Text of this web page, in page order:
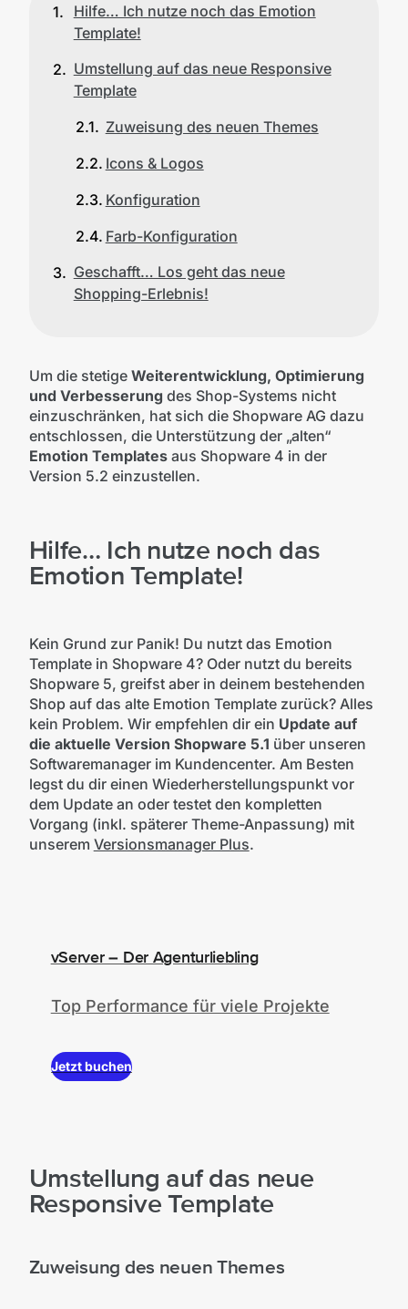
Hilfe… Ich nutze noch das Emotion
Template!
Umstellung auf das neue Responsive
Template
Zuweisung des neuen Themes
Icons & Logos
Konfiguration
Farb-Konfiguration
Geschafft… Los geht das neue
Shopping-Erlebnis!
Um die stetige Weiterentwicklung, Optimierung
und Verbesserung des Shop-Systems nicht
einzuschränken, hat sich die Shopware AG dazu
entschlossen, die Unterstützung der „alten“
Emotion Templatesaus Shopware 4 in der
Version 5.2 einzustellen.
Hilfe… Ich nutze noch das
Emotion Template!
Kein Grund zur Panik! Du nutzt das Emotion
Template in Shopware 4? Oder nutzt du bereits
Shopware 5, greifst aber in deinem bestehenden
Shop auf das alte Emotion Template zurück? Alles
kein Problem. Wir empfehlen dir ein Update auf
die aktuelle Version Shopware 5.1 über unseren
Softwaremanager im Kundencenter. Am Besten
legst du dir einen Wiederherstellungspunkt vor
dem Update an oder testet den kompletten
Vorgang (inkl. späterer Theme-Anpassung) mit
unserem Versionsmanager Plus.
vServer – Der Agenturliebling
Top Performance für viele Projekte
Jetzt buchen
Umstellung auf das neue
Responsive Template
Zuweisung des neuen Themes